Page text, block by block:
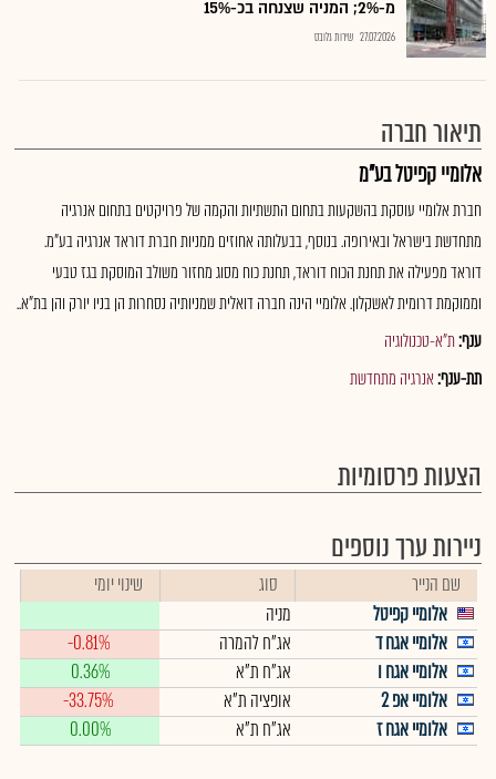
מ-2%; המניה שצנחה בכ-15%
27.07.2026 שירות גלובס
תיאור חברה
אלומיי קפיטל בע"מ
חברת אלומיי עוסקת בהשקעות בתחום התשתיות והקמה של פרויקטים בתחום אנרגיה
מתחדשת בישראל ובאירופה. בנוסף, בבעלותה אחוזים ממניות חברת דוראד אנרגיה בע"מ.
דוראד מפעילה את תחנת הכוח דוראד, תחנת כוח מסוג מחזור משולב המוסקת בגז טבעי
וממוקמת דרומית לאשקלון. אלומיי הינה חברה דואלית שמניותיה נסחרות הן בניו יורק והן בת"א..
ענף:ת"א-טכנולוגיה
תת-ענף:אנרגיה מתחדשת
הצעות פרסומיות
ניירות ערך נוספים
שם הנייר סוג
שינוי יומי
אלומיי קפיטל
מניה
אלומיי אגח ד
אג"ח להמרה
-0.81%
אלומיי אגח ו
אג"ח ת"א
0.36%
אלומיי אפ 2
אופציה ת"א
-33.75%
אלומיי אגח ז
אג"ח ת"א 0.00%